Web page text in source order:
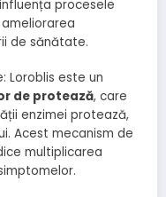
procesele
de sănătate.
Loroblis este un
de protează, care
enzimei protează,
Acest mecanism de
multiplicarea